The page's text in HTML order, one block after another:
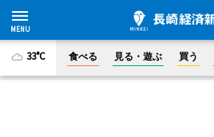
33°C 食べる 見る・遊ぶ 買う